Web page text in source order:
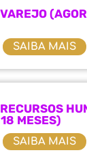
SAIBA MAIS
MESES)
SAIBA MAIS